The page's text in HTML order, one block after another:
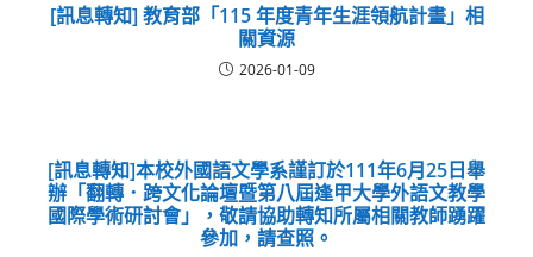
[訊息轉知] 教育部「115 年度青年生涯領航計畫」相
關資源
2026-01-09
[訊息轉知]本校外國語文學系謹訂於111年6月25日舉
辦「翻轉．跨文化論壇暨第八屆逢甲大學外語文教學
國際學術研討會」，敬請協助轉知所屬相關教師踴躍
參加，請查照。